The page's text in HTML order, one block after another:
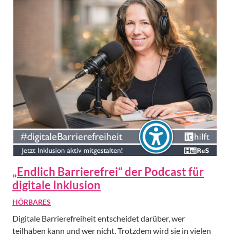
„Endlich Barrierefrei“ der Podcast für
digitale Inklusion
HÖRBARES
Digitale Barrierefreiheit entscheidet darüber, wer
teilhaben kann und wer nicht. Trotzdem wird sie in vielen